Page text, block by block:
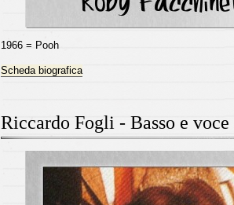
1966 = Pooh
Scheda biografica
Riccardo Fogli - Basso e voce